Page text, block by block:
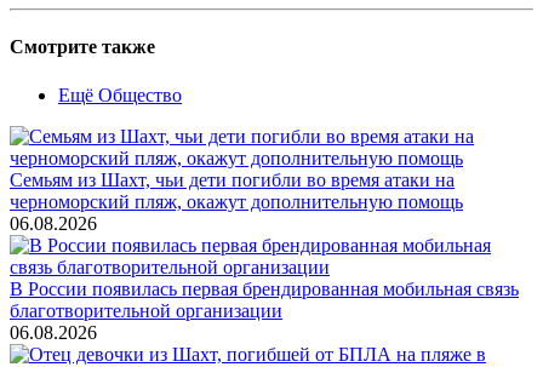
Смотрите также
Ещё Общество
Семьям из Шахт, чьи дети погибли во время атаки на
черноморский пляж, окажут дополнительную помощь
06.08.2026
В России появилась первая брендированная мобильная связь
благотворительной организации
06.08.2026